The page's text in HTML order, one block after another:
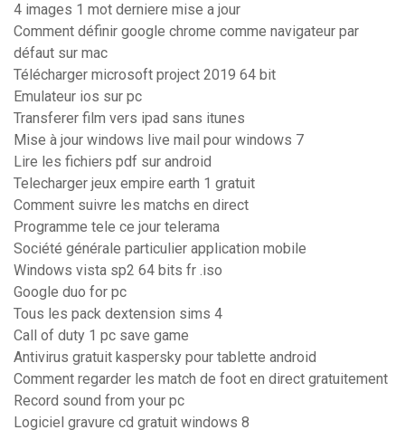
4 images 1 mot derniere mise a jour
Comment définir google chrome comme navigateur par
défaut sur mac
Télécharger microsoft project 2019 64 bit
Emulateur ios sur pc
Transferer film vers ipad sans itunes
Mise à jour windows live mail pour windows 7
Lire les fichiers pdf sur android
Telecharger jeux empire earth 1 gratuit
Comment suivre les matchs en direct
Programme tele ce jour telerama
Société générale particulier application mobile
Windows vista sp2 64 bits fr .iso
Google duo for pc
Tous les pack dextension sims 4
Call of duty 1 pc save game
Antivirus gratuit kaspersky pour tablette android
Comment regarder les match de foot en direct gratuitement
Record sound from your pc
Logiciel gravure cd gratuit windows 8